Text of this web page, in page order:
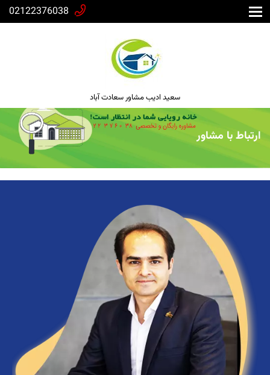
02122376038
سعید ادیب مشاور سعادت آباد
ارتباط با مشاور